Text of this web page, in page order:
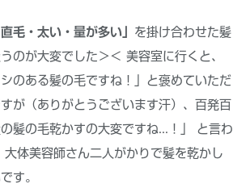
直毛・太い・量が多い」 を掛け合わせた髪
のが大変でした＞＜ 美容室に行くと、
シのある髪の毛ですね！」と褒めていただ
が（ありがとうございます汗）、百発百
髪の毛乾かすの大変ですね...！」 と言わ
大体美容師さん二人がかりで髪を乾かし
す。